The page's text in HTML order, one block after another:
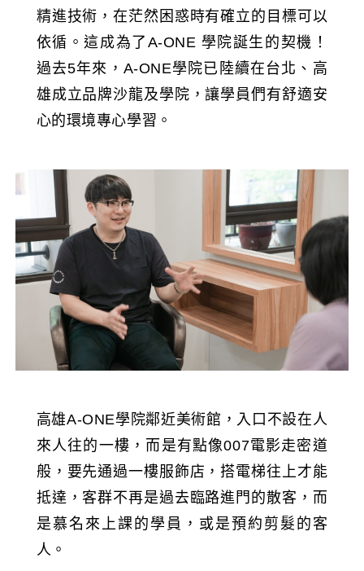
精進技術，在茫然困惑時有確立的目標可以
依循。這成為了A-ONE 學院誕生的契機！
過去5年來，A-ONE學院已陸續在台北、高
雄成立品牌沙龍及學院，讓學員們有舒適安
心的環境專心學習。
高雄A-ONE學院鄰近美術館，入口不設在人
來人往的一樓，而是有點像007電影走密道
般，要先通過一樓服飾店，搭電梯往上才能
抵達，客群不再是過去臨路進門的散客，而
是慕名來上課的學員，或是預約剪髮的客
人。